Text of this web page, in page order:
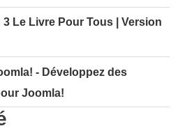
Le Livre Pour Tous | Version
- Développez des
Joomla!